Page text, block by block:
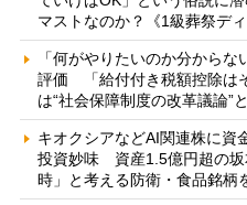
マストなのか？《1級葬祭デ
「何がやりたいのか分から
評価 「給付付き税額控除は
は“社会保障制度の改革議論”
キオクシアなどAI関連株に資
投資妙味 資産1.5億円超の坂
時」と考える防衛・食品銘柄